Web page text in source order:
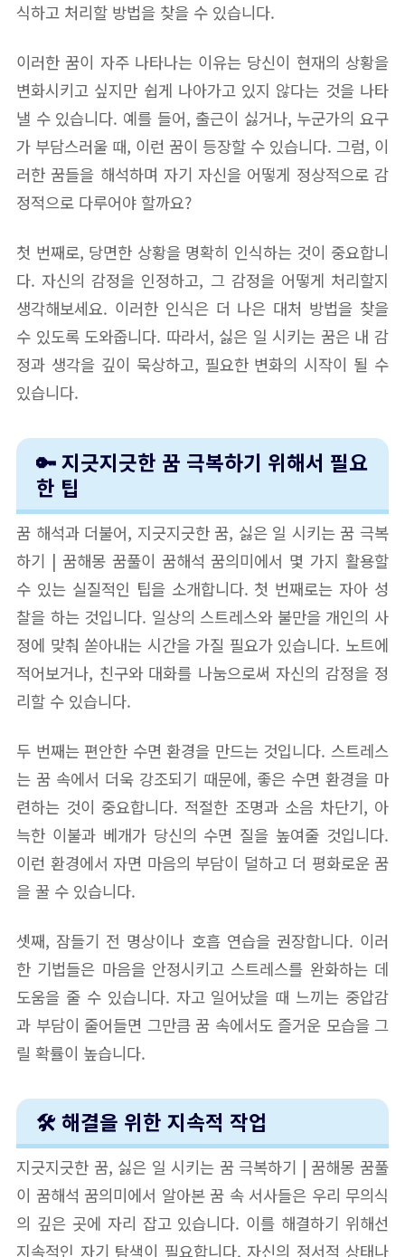
식하고 처리할 방법을 찾을 수 있습니다.
이러한 꿈이 자주 나타나는 이유는 당신이 현재의 상황을
변화시키고 싶지만 쉽게 나아가고 있지 않다는 것을 나타
낼 수 있습니다. 예를 들어, 출근이 싫거나, 누군가의 요구
가 부담스러울 때, 이런 꿈이 등장할 수 있습니다. 그럼, 이
러한 꿈들을 해석하며 자기 자신을 어떻게 정상적으로 감
정적으로 다루어야 할까요?
첫 번째로, 당면한 상황을 명확히 인식하는 것이 중요합니
다. 자신의 감정을 인정하고, 그 감정을 어떻게 처리할지
생각해보세요. 이러한 인식은 더 나은 대처 방법을 찾을
수 있도록 도와줍니다. 따라서, 싫은 일 시키는 꿈은 내 감
정과 생각을 깊이 묵상하고, 필요한 변화의 시작이 될 수
있습니다.
🔑 지긋지긋한 꿈 극복하기 위해서 필요
한 팁
꿈 해석과 더불어, 지긋지긋한 꿈, 싫은 일 시키는 꿈 극복
하기 | 꿈해몽 꿈풀이 꿈해석 꿈의미에서 몇 가지 활용할
수 있는 실질적인 팁을 소개합니다. 첫 번째로는 자아 성
찰을 하는 것입니다. 일상의 스트레스와 불만을 개인의 사
정에 맞춰 쏟아내는 시간을 가질 필요가 있습니다. 노트에
적어보거나, 친구와 대화를 나눔으로써 자신의 감정을 정
리할 수 있습니다.
두 번째는 편안한 수면 환경을 만드는 것입니다. 스트레스
는 꿈 속에서 더욱 강조되기 때문에, 좋은 수면 환경을 마
련하는 것이 중요합니다. 적절한 조명과 소음 차단기, 아
늑한 이불과 베개가 당신의 수면 질을 높여줄 것입니다.
이런 환경에서 자면 마음의 부담이 덜하고 더 평화로운 꿈
을 꿀 수 있습니다.
셋째, 잠들기 전 명상이나 호흡 연습을 권장합니다. 이러
한 기법들은 마음을 안정시키고 스트레스를 완화하는 데
도움을 줄 수 있습니다. 자고 일어났을 때 느끼는 중압감
과 부담이 줄어들면 그만큼 꿈 속에서도 즐거운 모습을 그
릴 확률이 높습니다.
🛠️ 해결을 위한 지속적 작업
지긋지긋한 꿈, 싫은 일 시키는 꿈 극복하기 | 꿈해몽 꿈풀
이 꿈해석 꿈의미에서 알아본 꿈 속 서사들은 우리 무의식
의 깊은 곳에 자리 잡고 있습니다. 이를 해결하기 위해선
지속적인 자기 탐색이 필요합니다. 자신의 정서적 상태나